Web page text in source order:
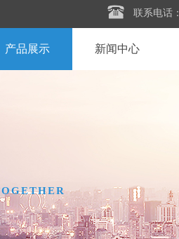
联系电话：
产品展示 新闻中心